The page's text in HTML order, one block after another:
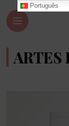
ARTES
Português